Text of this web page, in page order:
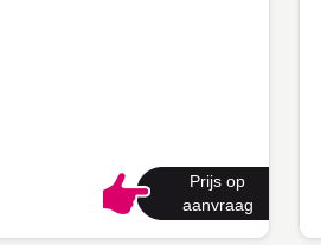
Prijs op
aanvraag